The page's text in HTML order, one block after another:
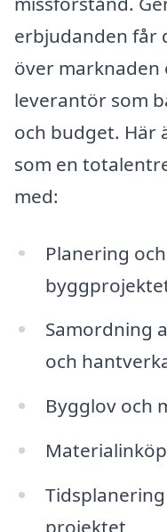
erbjudanden får
över marknaden
leverantör som
och budget. Här
som en
med:
Planering
Samordning
och
Bygglov och
projektet